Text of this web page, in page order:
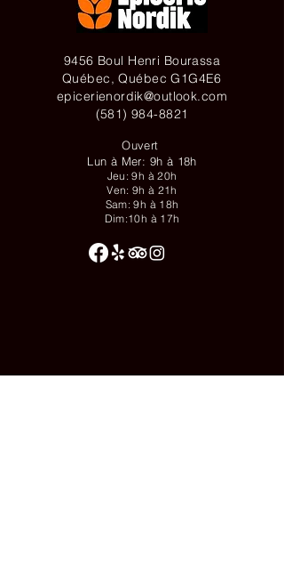
9456 Boul Henri Bourassa
Québec, Québec G1G4E6
epicerienordik@outlook.com
(581) 984-8821
Ouvert
Lun à Mer: 9h à 18h
Jeu: 9h à 20h
Ven: 9h à 21h
Sam: 9h à 18h
Dim:10h à 17h